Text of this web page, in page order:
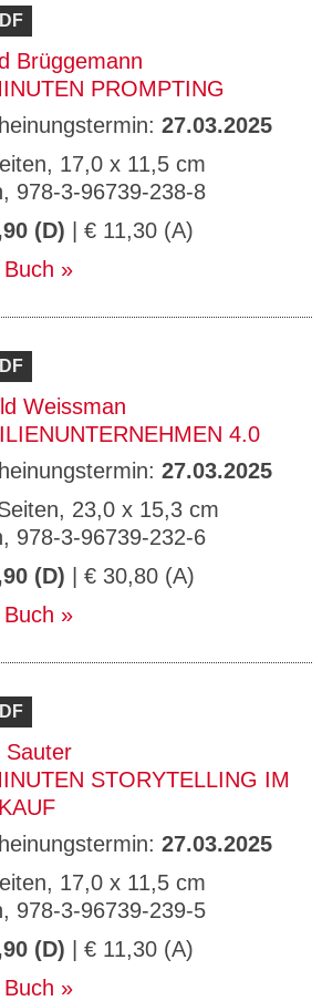
Brüggemann
PROMPTING
27.03.2025
17,0 x 11,5 cm
978-3-96739-238-8
(D) | € 11,30 (A)
Weissman
4.0
27.03.2025
23,0 x 15,3 cm
978-3-96739-232-6
(D) | € 30,80 (A)
Sauter
STORYTELLING IM
27.03.2025
17,0 x 11,5 cm
978-3-96739-239-5
(D) | € 11,30 (A)